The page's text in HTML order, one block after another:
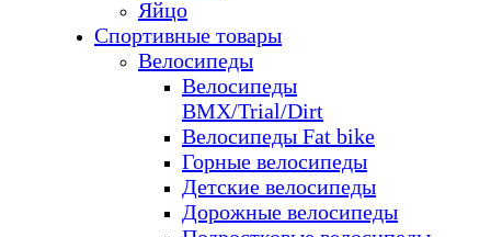
Яйцо
Спортивные товары
Велосипеды
Велосипеды
BMX/Trial/Dirt
Велосипеды Fat bike
Горные велосипеды
Детские велосипеды
Дорожные велосипеды